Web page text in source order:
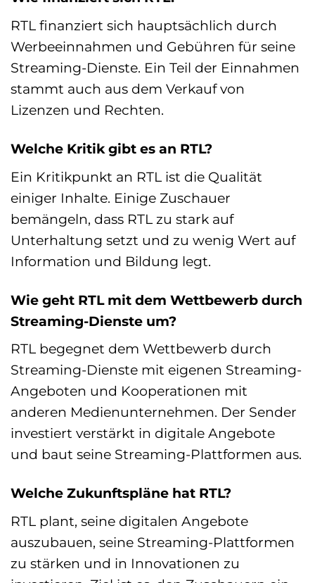
RTL finanziert sich hauptsächlich durch
Werbeeinnahmen und Gebühren für seine
Streaming-Dienste. Ein Teil der Einnahmen
stammt auch aus dem Verkauf von
Lizenzen und Rechten.
Welche Kritik gibt es an RTL?
Ein Kritikpunkt an RTL ist die Qualität
einiger Inhalte. Einige Zuschauer
bemängeln, dass RTL zu stark auf
Unterhaltung setzt und zu wenig Wert auf
Information und Bildung legt.
Wie geht RTL mit dem Wettbewerb durch
Streaming-Dienste um?
RTL begegnet dem Wettbewerb durch
Streaming-Dienste mit eigenen Streaming-
Angeboten und Kooperationen mit
anderen Medienunternehmen. Der Sender
investiert verstärkt in digitale Angebote
und baut seine Streaming-Plattformen aus.
Welche Zukunftspläne hat RTL?
RTL plant, seine digitalen Angebote
auszubauen, seine Streaming-Plattformen
zu stärken und in Innovationen zu